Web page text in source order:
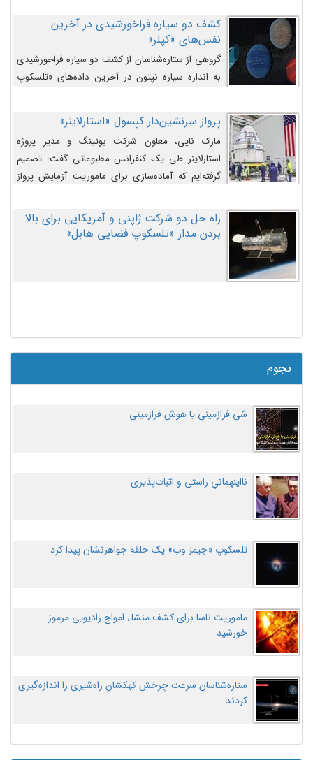
کشف دو سیاره فراخورشیدی در آخرین
نفس‌های «کپلر»
گروهی از ستاره‌شناسان از کشف دو سیاره فراخورشیدی
به اندازه سیاره نپتون در آخرین داده‌های «تلسکوپ
پرواز سرنشین‌دار کپسول «استارلاینر»
مارک ناپی، معاون شرکت بوئینگ و مدیر پروژه
استارلاینر طی یک کنفرانس مطبوعاتی گفت: تصمیم
گرفته‌ایم که آماده‌سازی برای ماموریت آزمایش پرواز
اصلاح کنیم.
راه حل دو شرکت ژاپنی و آمریکایی برای بالا
بردن مدار «تلسکوپ فضایی هابل»
نجوم
شی فرازمینی یا هوش فرازمینی
نااینهمانیِ راستی و اثبات‌پذیری
تلسکوپ «جیمز وب» یک حلقه جواهرنشان پیدا کرد
ماموریت ناسا برای کشف منشاء امواج رادیویی مرموز
خورشید
ستاره‌شناسان سرعت چرخش کهکشان راه‌شیری را اندازه‌گیری
کردند